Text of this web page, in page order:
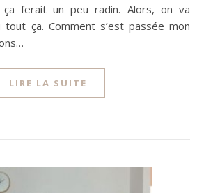
ça ferait un peu radin. Alors, on va
ça. Comment s’est passée mon
LIRE LA SUITE